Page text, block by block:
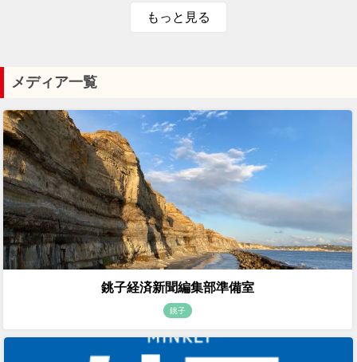
もっと見る
メディア一覧
銚子経済新聞編集部準備室
銚子